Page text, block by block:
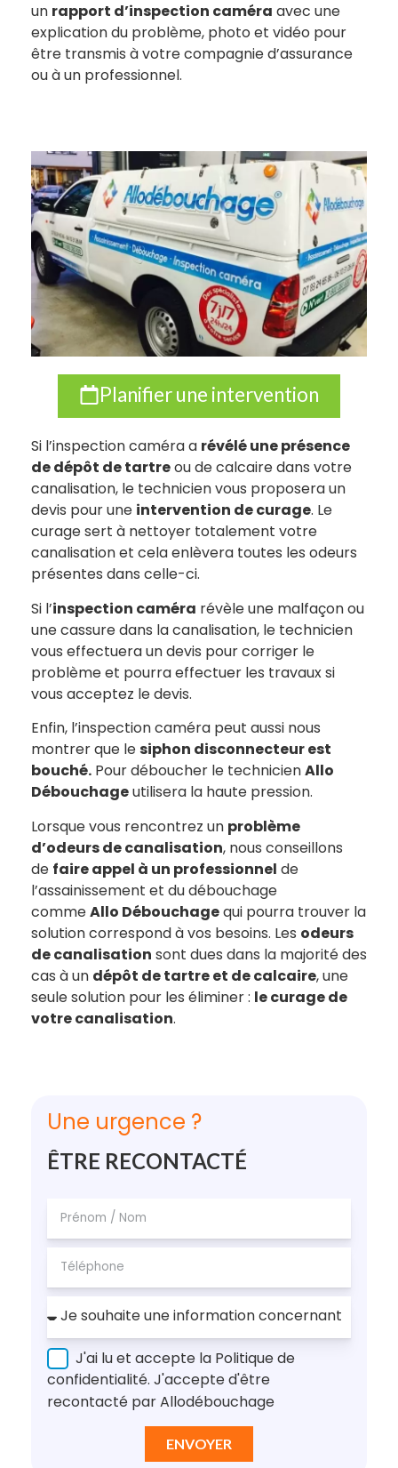
un rapport d’inspection caméra avec une
explication du problème, photo et vidéo pour
être transmis à votre compagnie d’assurance
ou à un professionnel.
Planifier une intervention
Si l’inspection caméra a révélé une présence
de dépôt de tartreou de calcaire dans votre
canalisation, le technicien vous proposera un
devis pour une intervention de curage. Le
curage sert à nettoyer totalement votre
canalisation et cela enlèvera toutes les odeurs
présentes dans celle-ci.
Si l’inspection caméra révèle une malfaçon ou
une cassure dans la canalisation, le technicien
vous effectuera un devis pour corriger le
problème et pourra effectuer les travaux si
vous acceptez le devis.
Enfin, l’inspection caméra peut aussi nous
montrer que lesiphon disconnecteur est
bouché. Pour déboucher le technicienAllo
Débouchageutilisera la haute pression.
Lorsque vous rencontrez un problème
d’odeurs de canalisation, nous conseillons
de faire appel à un professionnel de
l’assainissement et du débouchage
commeAllo Débouchagequi pourra trouver la
solution correspond à vos besoins. Les odeurs
de canalisation sont dues dans la majorité des
cas à un dépôt de tartre et de calcaire, une
seule solution pour les éliminer : le curage de
votre canalisation.
Une urgence ?
ÊTRE RECONTACTÉ
J'ai lu et accepte la Politique de
confidentialité. J'accepte d'être
recontacté par Allodébouchage
ENVOYER